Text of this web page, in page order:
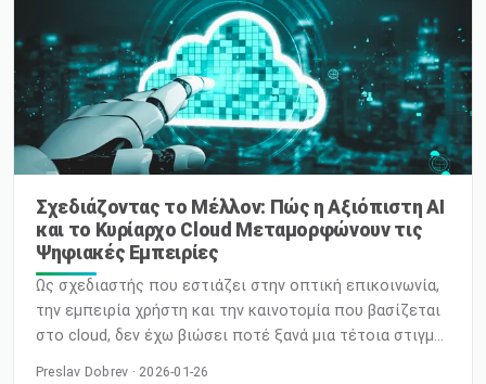
Σχεδιάζοντας το Μέλλον: Πώς η Αξιόπιστη AI
και το Κυρίαρχο Cloud Μεταμορφώνουν τις
Ψηφιακές Εμπειρίες
Ως σχεδιαστής που εστιάζει στην οπτική επικοινωνία,
την εμπειρία χρήστη και την καινοτομία που βασίζεται
στο cloud, δεν έχω βιώσει ποτέ ξανά μια τέτοια στιγμή.
Η Τεχνητή Νοημοσύνη δεν είναι πλέον απλώς μια
Preslav Dobrev · 2026-01-26